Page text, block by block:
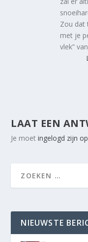
Zou dat
met je
vlek”
LAAT EEN
Je moetingelogd zijn op
NIEUWSTE